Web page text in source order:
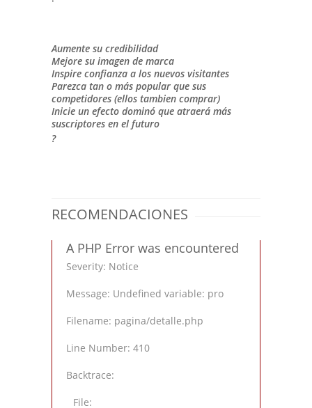
Aumente su credibilidad
Mejore su imagen de marca
Inspire confianza a los nuevos visitantes
Parezca tan o más popular que sus
competidores (ellos tambien comprar)
Inicie un efecto dominó que atraerá más
suscriptores en el futuro
?
RECOMENDACIONES
A PHP Error was encountered
Severity: Notice
Message: Undefined variable: pro
Filename: pagina/detalle.php
Line Number: 410
Backtrace:
File: